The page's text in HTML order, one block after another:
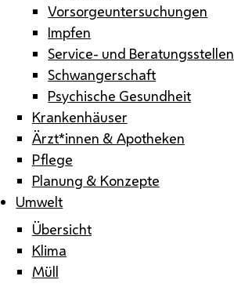
Vorsorgeuntersuchungen
Impfen
Service- und Beratungsstellen
Schwangerschaft
Psychische Gesundheit
Krankenhäuser
Ärzt*innen & Apotheken
Pflege
Planung & Konzepte
Umwelt
Übersicht
Klima
Müll